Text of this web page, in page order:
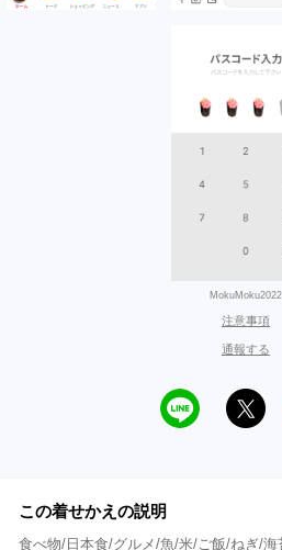
MokuMoku2022
注意事項
通報する
この着せかえの説明
食べ物/日本食/グルメ/魚/米/ご飯/ねぎ/海